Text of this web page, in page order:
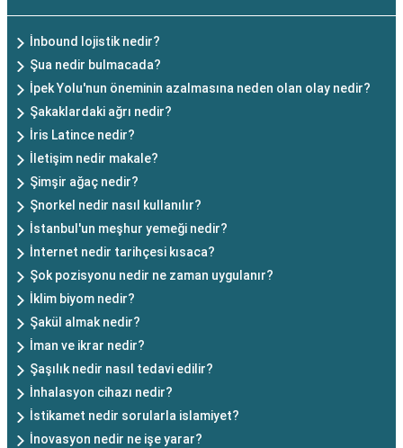
İnbound lojistik nedir?
Şua nedir bulmacada?
İpek Yolu'nun öneminin azalmasına neden olan olay nedir?
Şakaklardaki ağrı nedir?
İris Latince nedir?
İletişim nedir makale?
Şimşir ağaç nedir?
Şnorkel nedir nasıl kullanılır?
İstanbul'un meşhur yemeği nedir?
İnternet nedir tarihçesi kısaca?
Şok pozisyonu nedir ne zaman uygulanır?
İklim biyom nedir?
Şakül almak nedir?
İman ve ikrar nedir?
Şaşılık nedir nasıl tedavi edilir?
İnhalasyon cihazı nedir?
İstikamet nedir sorularla islamiyet?
İnovasyon nedir ne işe yarar?